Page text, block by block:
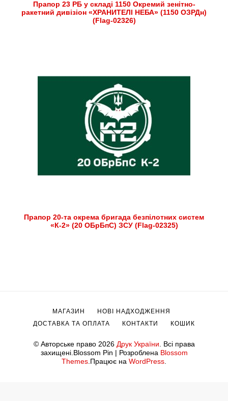
Прапор 23 РБ у складі 1150 Окремий зенітно-
ракетний дивізіон «ХРАНИТЕЛІ НЕБА» (1150 ОЗРДн)
(Flag-02326)
Прапор 20-та окрема бригада безпілотних систем
«К-2» (20 ОБрБпС) ЗСУ (Flag-02325)
© Авторське право 2026 Друк України. Всі права
захищені.Blossom Pin | Розроблена Blossom
Themes.Працює на WordPress.
МАГАЗИН
НОВІ НАДХОДЖЕННЯ
ДОСТАВКА ТА ОПЛАТА
КОНТАКТИ КОШИК